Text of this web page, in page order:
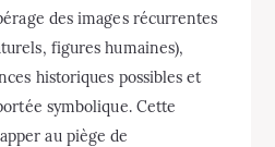
des images récurrentes
figures humaines),
historiques possibles et
symbolique. Cette
au piège de